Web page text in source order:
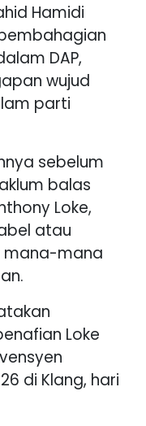
Hamidi
DAP,
wujud
parti
sebelum
balas
Loke,
atau
mana-mana
Loke
di Klang, hari